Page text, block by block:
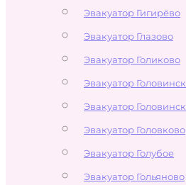
Эвакуатор Гигирёво
Эвакуатор Глазово
Эвакуатор Голиково
Эвакуатор
Эвакуатор
Эвакуатор Головково
Эвакуатор Голубое
Эвакуатор Гольяново